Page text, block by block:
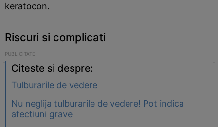
keratocon.
Riscuri si complicati
Citeste si despre:
Tulburarile de vedere
Nu neglija tulburarile de vedere! Pot indica
afectiuni grave